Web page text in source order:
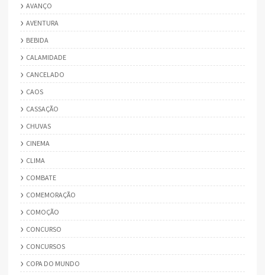
AVANÇO
AVENTURA
BEBIDA
CALAMIDADE
CANCELADO
CAOS
CASSAÇÃO
CHUVAS
CINEMA
CLIMA
COMBATE
COMEMORAÇÃO
COMOÇÃO
CONCURSO
CONCURSOS
COPA DO MUNDO